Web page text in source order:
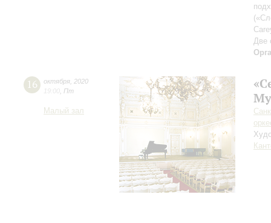
Две
16 октября 2020
19:00 Пт
Малый зал